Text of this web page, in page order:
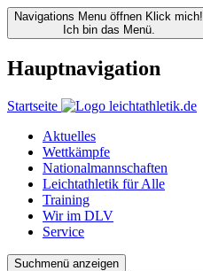
Navigations Menu öffnen Klick mich!
Ich bin das Menü.
Hauptnavigation
Startseite
Aktuelles
Wettkämpfe
Nationalmannschaften
Leichtathletik für Alle
Training
Wir im DLV
Service
Suchmenü anzeigen